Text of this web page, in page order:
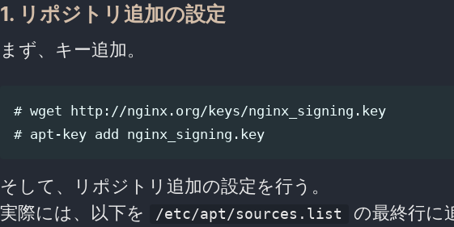
1. リポジトリ追加の設定
まず、キー追加。
# wget http://nginx.org/keys/nginx_signing.key
# apt-key add nginx_signing.key
そして、リポジトリ追加の設定を行う。
実際には、以下を
/etc/apt/sources.list の最終行に